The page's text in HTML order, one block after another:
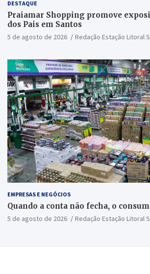
DESTAQUE
Praiamar Shopping promove
dos Pais em Santos
5 de agosto de 2026 Redação Estação Litoral
EMPRESAS E NEGÓCIOS
Quando a conta não fecha, o
5 de agosto de 2026 Redação Estação Litoral